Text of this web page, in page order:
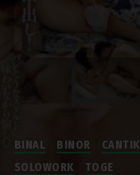
BINAL BINOR CANTIK
SOLOWORK
TOGE